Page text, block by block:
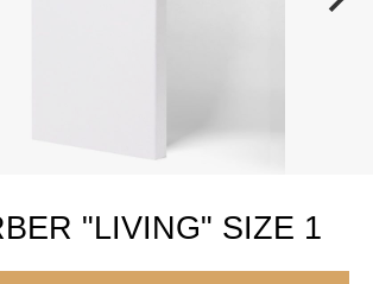
"LIVING" SIZE 1